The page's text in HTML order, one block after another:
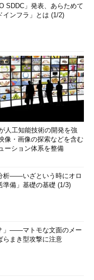
SDDC」発表、あらためて
インフラ」とは (1/2)
人工知能技術の開発を強
像・画像の探索などを含む
ーション体系を整備
析――いざという時にオロ
準備」基礎の基礎 (1/3)
」――マトモな文面のメー
らまき型攻撃に注意